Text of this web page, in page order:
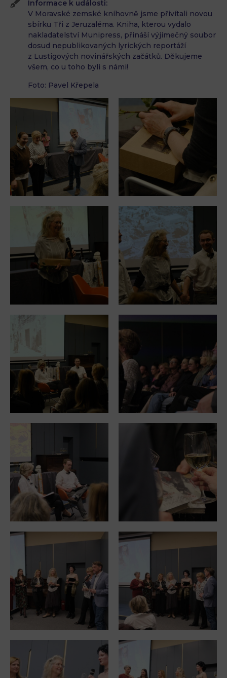
Informace k události:
V Moravské zemské kníhovně jsme přivítali novou
sbírku Tři z Jeruzaléma. Kniha, kterou vydalo
nakladatelství Munipress, přináší výjimečný soubor
dosud nepublikovaných lyrických reportáží
z Lustigových novinářských začátků. Děkujeme
všem, co u toho byli s námi!
Foto: Pavel Křepela